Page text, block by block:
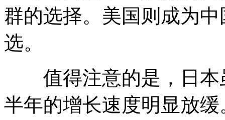
群的选择。美国则成为
选。
值得注意的是，日本
半年的增长速度明显放